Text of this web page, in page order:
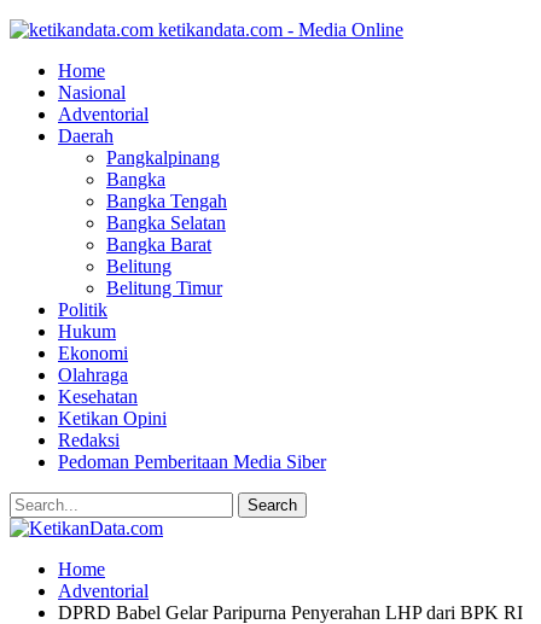
ketikandata.com - Media Online
Home
Nasional
Adventorial
Daerah
Pangkalpinang
Bangka
Bangka Tengah
Bangka Selatan
Bangka Barat
Belitung
Belitung Timur
Politik
Hukum
Ekonomi
Olahraga
Kesehatan
Ketikan Opini
Redaksi
Pedoman Pemberitaan Media Siber
Home
Adventorial
DPRD Babel Gelar Paripurna Penyerahan LHP dari BPK RI